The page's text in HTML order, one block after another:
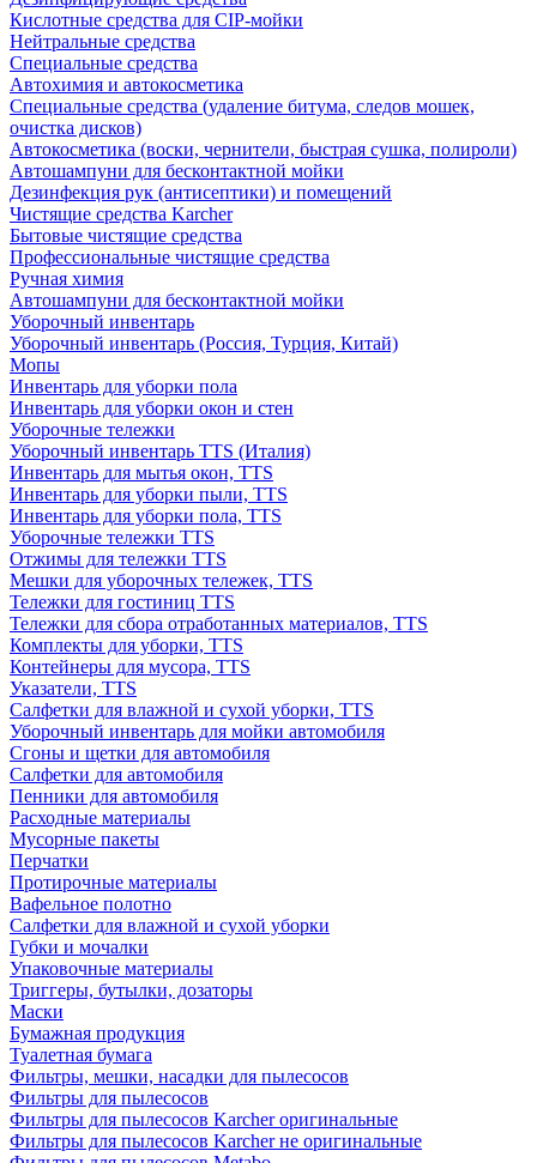
Кислотные средства для CIP-мойки
Нейтральные средства
Специальные средства
Автохимия и автокосметика
Специальные средства (удаление битума, следов мошек,
очистка дисков)
Автокосметика (воски, чернители, быстрая сушка, полироли)
Автошампуни для бесконтактной мойки
Дезинфекция рук (антисептики) и помещений
Чистящие средства Karcher
Бытовые чистящие средства
Профессиональные чистящие средства
Ручная химия
Автошампуни для бесконтактной мойки
Уборочный инвентарь
Уборочный инвентарь (Россия, Турция, Китай)
Мопы
Инвентарь для уборки пола
Инвентарь для уборки окон и стен
Уборочные тележки
Уборочный инвентарь TTS (Италия)
Инвентарь для мытья окон, TTS
Инвентарь для уборки пыли, TTS
Инвентарь для уборки пола, TTS
Уборочные тележки TTS
Отжимы для тележки TTS
Мешки для уборочных тележек, TTS
Тележки для гостиниц TTS
Тележки для сбора отработанных материалов, TTS
Комплекты для уборки, TTS
Контейнеры для мусора, TTS
Указатели, TTS
Салфетки для влажной и сухой уборки, TTS
Уборочный инвентарь для мойки автомобиля
Сгоны и щетки для автомобиля
Салфетки для автомобиля
Пенники для автомобиля
Расходные материалы
Мусорные пакеты
Перчатки
Протирочные материалы
Вафельное полотно
Салфетки для влажной и сухой уборки
Губки и мочалки
Упаковочные материалы
Триггеры, бутылки, дозаторы
Маски
Бумажная продукция
Туалетная бумага
Фильтры, мешки, насадки для пылесосов
Фильтры для пылесосов
Фильтры для пылесосов Karcher оригинальные
Фильтры для пылесосов Karcher не оригинальные